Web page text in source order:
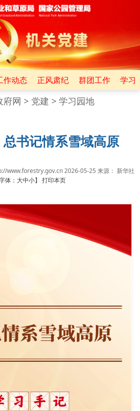
作动态 正风肃纪 群团工作 学习
府网 > 党建 > 学习园地
书记情系雪域高原
www.forestry.gov.cn2026-05-25 来源： 新华社
体： 大中小】 打印本页